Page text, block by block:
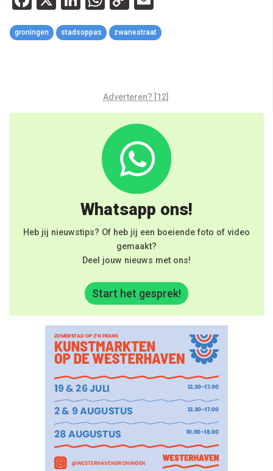
Link
groningen stadsoppas zwanestraat
Adverteren? [12]
Whatsapp ons!
Heb jij nieuwstips? Of heb jij een boeiende foto of video
gemaakt?
Deel jouw nieuws met ons!
Start het gesprek!